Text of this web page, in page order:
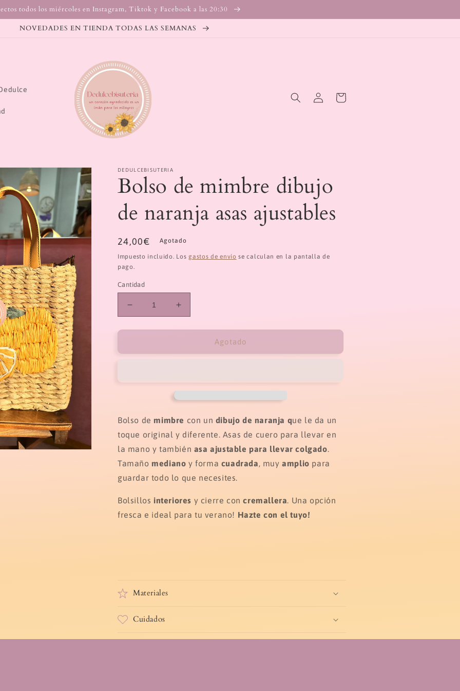
todos los miércoles en Instagram, Tiktok y Facebook a las 20:30
NOVEDADES EN TIENDA TODAS LAS SEMANAS
sesión
Carrito
DEDULCEBISUTERIA
Bolso de mimbre dibujo
de naranja asas ajustables
Precio
habitual
24,00€ Agotado
Impuesto incluido. Los gastos de envío se calculan en la pantalla de
pago.
Cantidad
Reducir
cantidad
para
de
ajustables
Aumentar
cantidad
para
de
ajustables
Agotado
Bolso demimbre con un dibujo de naranja que le da un
toque original y diferente. Asas de cuero para llevar en
la mano y también asa ajustable para llevar colgado.
Tamañomedianoy forma cuadrada, muyamplio para
guardar todo lo que necesites.
Bolsillos interiores y cierre concremallera. Una opción
fresca e ideal para tu verano! Hazte con el tuyo!
Materiales
Cuidados